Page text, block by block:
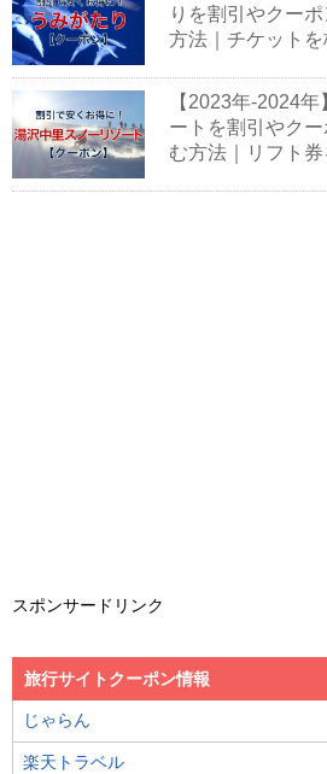
りを割引やクー
方法｜チケットを
【2023年-2024
ートを割引やク
む方法｜リフト券
スポンサードリンク
旅行サイトクーポン情報
じゃらん
楽天トラベル